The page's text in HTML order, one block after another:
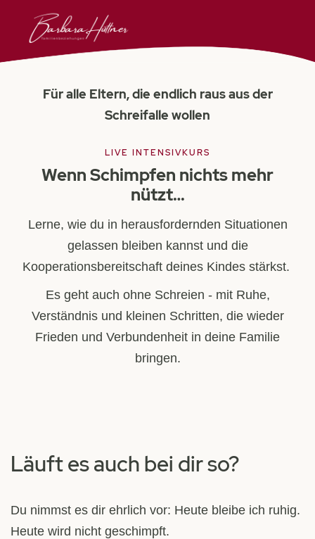
Für alle Eltern, die endlich raus aus der
Schreifalle wollen
LIVE INTENSIVKURS
Wenn Schimpfen nichts mehr
nützt…
Lerne, wie du in herausfordernden Situationen
gelassen bleiben kannst und die
Kooperationsbereitschaft deines Kindes stärkst.
Es geht auch ohne Schreien - mit Ruhe,
Verständnis und kleinen Schritten, die wieder
Frieden und Verbundenheit in deine Familie
bringen.
Läuft es auch bei dir so?
Du nimmst es dir ehrlich vor: Heute bleibe ich ruhig.
Heute wird nicht geschimpft.